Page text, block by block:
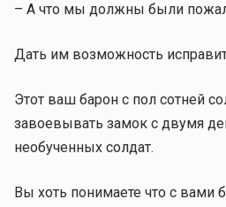
– А что мы должны были
Дать им возможность
Этот ваш барон с пол сотней
завоевывать замок с двумя
необученных солдат.
Вы хоть понимаете что с вами